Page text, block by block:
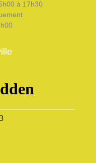
à 17h30